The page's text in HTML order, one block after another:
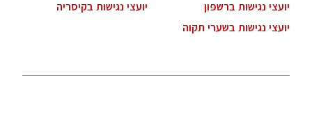
יועצי נגישות ברשפון
יועצי נגישות בקיסריה
יועצי נגישות בשערי תקוה